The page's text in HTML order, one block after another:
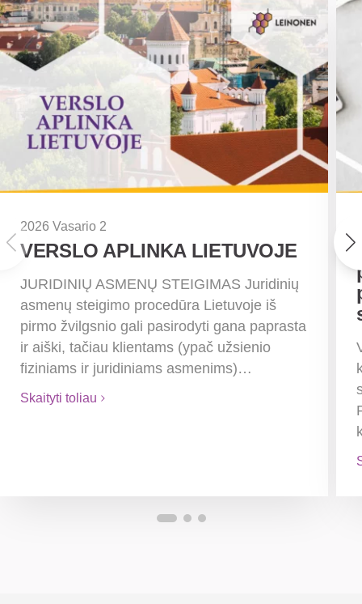
2026 Vasario 2
VERSLO APLINKA LIETUVOJE
JURIDINIŲ ASMENŲ STEIGIMAS Juridinių
asmenų steigimo procedūra Lietuvoje iš
pirmo žvilgsnio gali pasirodyti gana paprasta
ir aiški, tačiau klientams (ypač užsienio
fiziniams ir juridiniams asmenims)…
Skaityti toliau